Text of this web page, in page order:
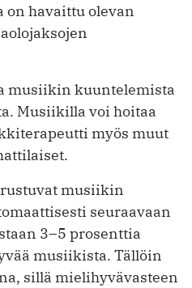
havaittu olevan
musiikin kuuntelemista
Musiikilla voi hoitaa
myös muut
musiikin
seuraavaan
3–5 prosenttia
musiikista. Tällöin
sillä mielihyvävasteen